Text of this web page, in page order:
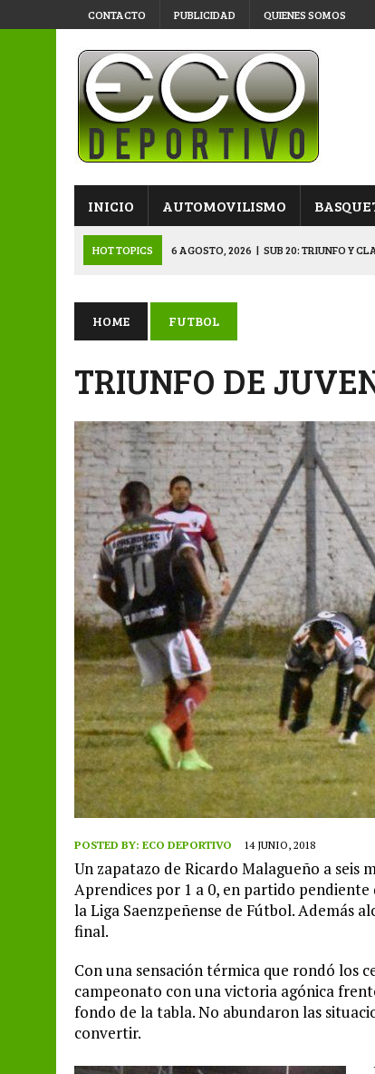
CONTACTO PUBLICIDAD QUIENES SOMOS
INICIO AUTOMOVILISMO
HOT TOPICS 6 AGOSTO, 2026 | SUB 20: TRIUNFO Y
5 AGOSTO, 2026 | NAPENAY-BELGRANO Y SPORTIVO-
6 AGOSTO, 2026 | APERTURA: ARSENAL, EN DOBLE
HOME FUTBOL
TRIUNFO DE
POSTED BY: ECO DEPORTIVO 14 JUNIO, 2018
Un zapatazo de Ricardo Malagueño a
Aprendices por 1 a 0, en partido
la Liga Saenzpeñense de Fútbol. Además
final.
Con una sensación térmica que rondó los
campeonato con una victoria agónica
fondo de la tabla. No abundaron las
convertir.